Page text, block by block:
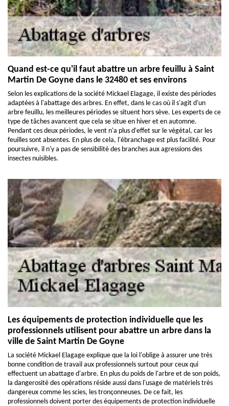
Quand est-ce qu'il faut abattre un arbre feuillu à Saint
Martin De Goyne dans le 32480 et ses environs
Selon les explications de la société Mickael Elagage, il existe des périodes
adaptées à l'abattage des arbres. En effet, dans le cas où il s'agit d'un
arbre feuillu, les meilleures périodes se situent hors sève. Les experts de ce
type de tâches avancent que cela se situe en hiver et en automne.
Pendant ces deux périodes, le vent n'a plus d'effet sur le végétal, car les
feuilles sont absentes. En plus de cela, l'ébranchage est plus facilité. Pour
poursuivre, il n'y a pas de sensibilité des branches aux agressions des
insectes nuisibles.
Les équipements de protection individuelle que les
professionnels utilisent pour abattre un arbre dans la
ville de Saint Martin De Goyne
La société Mickael Elagage explique que la loi l'oblige à assurer une très
bonne condition de travail aux professionnels surtout pour ceux qui
effectuent un abattage d'arbre. En plus du poids de l'arbre et de son poids,
la dangerosité des opérations réside aussi dans l'usage de matériels très
dangereux comme les scies, les tronçonneuses. De ce fait, les
professionnels doivent porter des équipements de protection individuelle